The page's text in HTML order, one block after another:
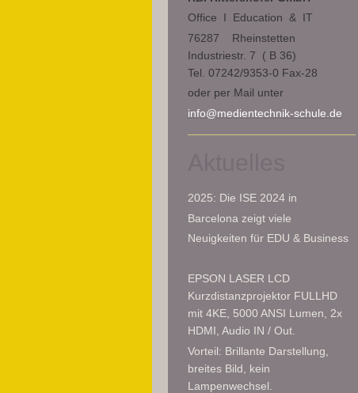
Office I Education & IT
76287 Rheinstetten
Industriestr. 7 ( B 36)
Tel. 07242/9353-0 Fax-28
oder per Mail unter
info@medientechnik-schule.de
2025: Die ISE 2024 in
Barcelona zeigt viele
Neuigkeiten für EDU & Business
EPSON LASER LCD
Kurzdistanzprojektor FULLHD
mit 4KE, 5000 ANSI Lumen, 2x
HDMI, Audio IN / Out.
Vorteil: Brillante Darstellung,
breites Bild, kein
Lampenwechsel.